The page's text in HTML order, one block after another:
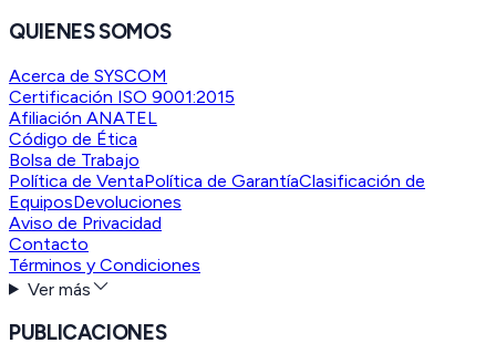
QUIENES SOMOS
Acerca de SYSCOM
Certificación ISO 9001:2015
Afiliación ANATEL
Código de Ética
Bolsa de Trabajo
Política de VentaPolítica de GarantíaClasificación de
EquiposDevoluciones
Aviso de Privacidad
Contacto
Términos y Condiciones
Ver más
PUBLICACIONES